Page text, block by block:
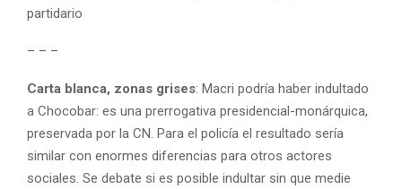
partidario
– – –
Carta blanca, zonas grises: Macri podría haber indultado
a Chocobar: es una prerrogativa presidencial-monárquica,
preservada por la CN. Para el policía el resultado sería
similar con enormes diferencias para otros actores
sociales. Se debate si es posible indultar sin que medie